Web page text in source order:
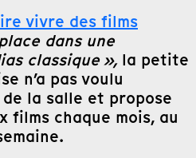
vivre des films
dans une
classique », la petite
n’a pas voulu
de la salle et propose
films chaque mois, au